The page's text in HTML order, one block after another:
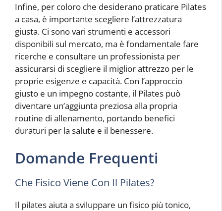
Infine, per coloro che desiderano praticare Pilates
a casa, è importante scegliere l’attrezzatura
giusta. Ci sono vari strumenti e accessori
disponibili sul mercato, ma è fondamentale fare
ricerche e consultare un professionista per
assicurarsi di scegliere il miglior attrezzo per le
proprie esigenze e capacità. Con l’approccio
giusto e un impegno costante, il Pilates può
diventare un’aggiunta preziosa alla propria
routine di allenamento, portando benefici
duraturi per la salute e il benessere.
Domande Frequenti
Che Fisico Viene Con Il Pilates?
Il pilates aiuta a sviluppare un fisico più tonico,